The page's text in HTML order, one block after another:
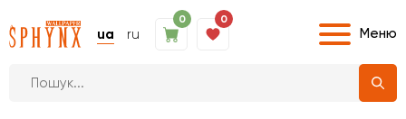
ua ru
0 0
Меню